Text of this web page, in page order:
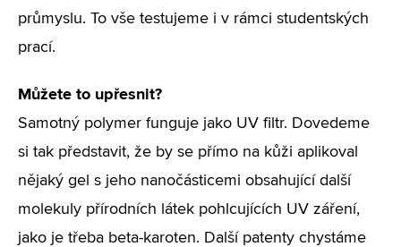
průmyslu. To vše testujeme i v rámci studentských
prací.
Můžete to upřesnit?
Samotný polymer funguje jako UV filtr. Dovedeme
si tak představit, že by se přímo na kůži aplikoval
nějaký gel s jeho nanočásticemi obsahující další
molekuly přírodních látek pohlcujících UV záření,
jako je třeba beta-karoten. Další patenty chystáme